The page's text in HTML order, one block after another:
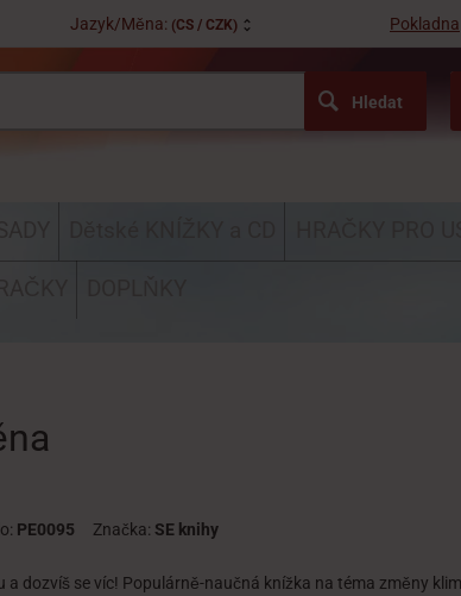
Jazyk/Měna: (CS / CZK) Pokladna
Hledat
PE0095 Značka: SE knihy
a dozvíš se víc! Populárně-naučná knížka na téma změny